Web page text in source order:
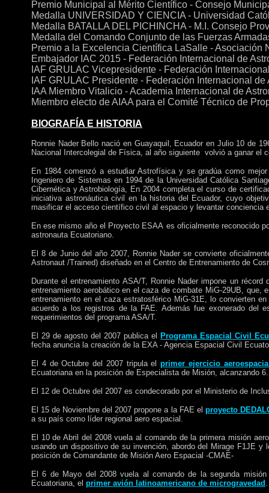
Premio Municipal al Mérito Científico - Consejo
Medalla UNIVERSIDAD Y CIENCIA - Universidad
Medalla BATALLA DEL PICHINCHA - M.I. Consejo
Medalla del Comando Conjunto de las Fuerzas
Premio a la Excelencia Científica LaSalle -
Embajador IAC 2015 - Federación Internacional de
IAF GRULAC Vicepresidente - Federación
IAF GRULAC Presidente - Federación Internacional de
IAA Miembro Vitalicio - Academia Internacional de
Miembro electo de AIAA para el Comité Técnico de
BIOGRAFÍA E HISTORIA
Ronnie Nader Bello nació en Guayaquil, Ecuador en Julio 10 de
Nacional Intercolegial de Física, al año siguiente volvió a ganar el
En 1984 comenzó a estudiar Astrofísica y se gradúa como
Ingeniero de Sistemas en 1994 de la Universidad Católica
Cibernética y Astrobiología, En 2004 completa el curso de
iniciativa astronáutica civil en la historia del Ecuador, cuyo
masificar el acceso científico civil al espacio y levantar conciencia
En ese mismo año el Proyecto ESAA es oficialmente reconocido
astronauta Ecuatoriano.
El 8 de Junio del año 2007, Ronnie Nader se convierte
Astronaut /Trained) diseñado en el Centro de Entrenamiento de
Durante el entrenamiento ASA/T, Ronnie Nader impone un récord
entrenamiento aerobático en el caza de combate MiG-29UB,
entrenamiento en el caza estratosférico MiG-31E, lo convierten
acuerdo a los registros de la FAE. Además fue exonerado del
requerimientos del programa ASA/T.
El 29 de agosto del 2007 publica el
Programa Espacial Civil
fecha anuncia la creación de la EXA - Agencia Espacial Civil
El 4 de Octubre del 2007 tripula elprimer ejercicio
Ecuatoriana en la posición de Especialista de Misión, alcanzando
El 12 de Octubre del 2007 es condecorado por el Ministerio de
El 15 de Noviembre del 2007 propone a la FAE el proyecto
a su país como líder regional aero espacial.
El 10 de Abril del 2008 vuela al comando de la primera misión
usando un dispositivo de su invención, abordo del Mirage F1JE
posición de Comandante de Misión Aero Espacial -CMAE-
El 6 de Mayo del 2008 vuela al comando de la segunda
Ecuatoriana, el primer avión latinoamericano de microgravedad